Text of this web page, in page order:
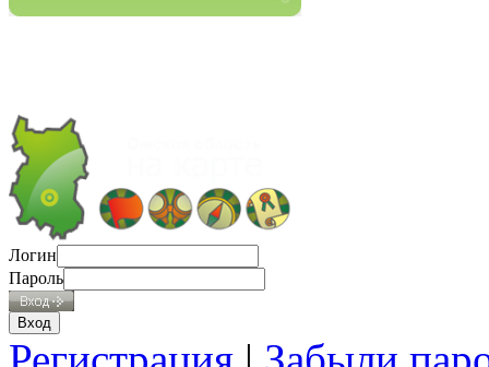
Логин
Пароль